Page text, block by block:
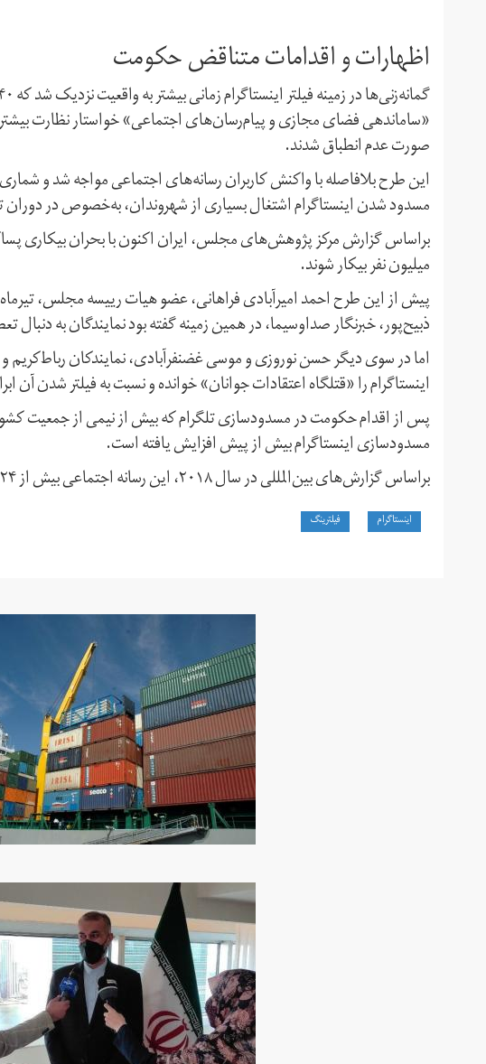
اظهارات و اقدامات متناقض حکومت
«ساماندهی فضای مجازی و پیام‌رسان‌های اجتماعی» خواستار نظارت
صورت عدم انطباق شدند.
این طرح بلافاصله با واکنش کاربران رسانه‌های اجتماعی مواجه شد و شماری
مسدود شدن اینستاگرام اشتغال بسیاری از شهروندان، به‌خصوص در دوران
براساس گزارش مرکز پژوهش‌های مجلس، ایران اکنون با بحران بیکاری
میلیون نفر بیکار شوند.
پیش از این طرح احمد امیرآبادی فراهانی، عضو هیات رییسه مجلس،
ذبیح‌پور، خبرنگار صداوسیما، در همین زمینه گفته بود نمایندگان به دنبال
اما در سوی دیگر حسن نوروزی و موسی غضنفرآبادی، نمایندکان رباط‌کریم
اینستاگرام را «قتلگاه اعتقادات جوانان» خوانده و نسبت به فیلتر شدن آن
پس از اقدام حکومت در مسدودسازی تلگرام که بیش از نیمی از جمعیت کشور
مسدودسازی اینستاگرام بیش از پیش افزایش یافته است.
براساس گزارش‌های بین‌المللی در سال ۲۰۱۸، این رسانه اجتماعی بیش از ۲۴ میلیون کاربر در ایران داشته است.
اینستاگرام فیلترینگ